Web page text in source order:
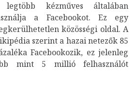
kézműves általában
a Facebookot. Ez egy
közösségi oldal. A
szerint a hazai netezők 85
Facebookozik, ez jelenleg
mint 5 millió felhasználót